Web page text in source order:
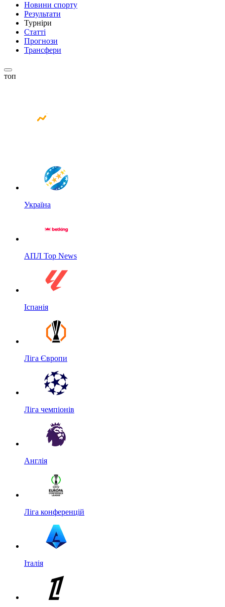
Новини спорту
Результати
Турніри
Статті
Прогнози
Трансфери
топ
Україна
АПЛ Top News
Іспанія
Ліга Європи
Ліга чемпіонів
Англія
Ліга конференцій
Італія